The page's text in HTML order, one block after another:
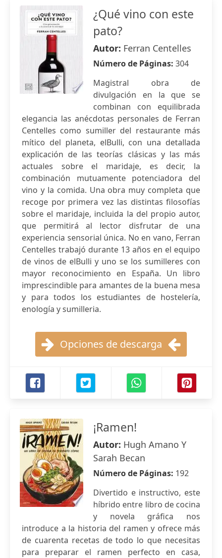
¿Qué vino con este
pato?
Autor: Ferran Centelles
Número de Páginas: 304
Magistral obra de
divulgación en la que se
combinan con equilibrada
elegancia las anécdotas personales de Ferran
Centelles como sumiller del restaurante más
mítico del planeta, elBulli, con una detallada
explicación de las teorías clásicas y las más
actuales sobre el maridaje, es decir, la
combinación mutuamente potenciadora del
vino y la comida. Una obra muy completa que
recoge por primera vez las distintas filosofías
sobre el maridaje, incluida la del propio autor,
que permitirá al lector disfrutar de una
experiencia sensorial única. No en vano, Ferran
Centelles trabajó durante 13 años en el equipo
de vinos de elBulli y uno se los sumilleres con
mayor reconocimiento en España. Un libro
imprescindible para amantes de la buena mesa
y para todos los estudiantes de hostelería,
enología y sumilleria.
Opciones de descarga
¡Ramen!
Autor: Hugh Amano Y
Sarah Becan
Número de Páginas: 192
Divertido e instructivo, este
híbrido entre libro de cocina
y novela gráfica nos
introduce a la historia del ramen y ofrece más
de cuarenta recetas de todo lo que necesitas
para preparar el ramen perfecto en casa,